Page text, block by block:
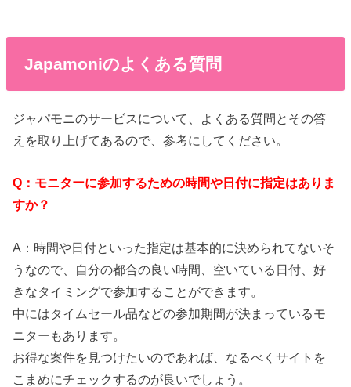
Japamoniのよくある質問
ジャパモニのサービスについて、よくある質問とその答
えを取り上げてあるので、参考にしてください。
Q：モニターに参加するための時間や日付に指定はありま
すか？
A：時間や日付といった指定は基本的に決められてないそ
うなので、自分の都合の良い時間、空いている日付、好
きなタイミングで参加することができます。
中にはタイムセール品などの参加期間が決まっているモ
ニターもあります。
お得な案件を見つけたいのであれば、なるべくサイトを
こまめにチェックするのが良いでしょう。